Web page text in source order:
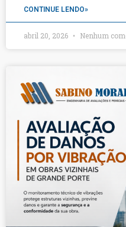
CONTINUE LENDO»
abril 20, 2026 Nenhum